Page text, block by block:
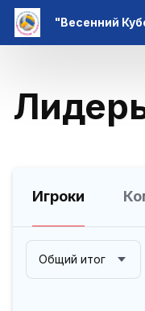
"Весенний
Игроки
Общий итог